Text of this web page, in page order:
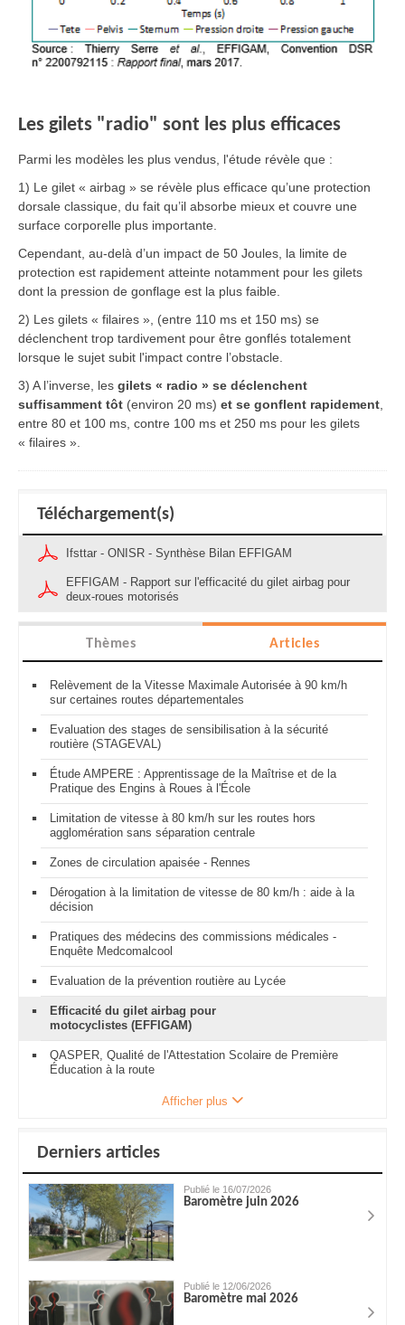
Les gilets "radio" sont les plus efficaces
Parmi les modèles les plus vendus, l'étude révèle que :
1) Le gilet « airbag » se révèle plus efficace qu’une protection
dorsale classique, du fait qu’il absorbe mieux et couvre une
surface corporelle plus importante.
Cependant, au-delà d’un impact de 50 Joules, la limite de
protection est rapidement atteinte notamment pour les gilets
dont la pression de gonflage est la plus faible.
2) Les gilets « filaires », (entre 110 ms et 150 ms) se
déclenchent trop tardivement pour être gonflés totalement
lorsque le sujet subit l'impact contre l’obstacle.
3) A l’inverse, les gilets « radio » se déclenchent
suffisamment tôt (environ 20 ms) et se gonflent rapidement
entre 80 et 100 ms, contre 100 ms et 250 ms pour les gilets
« filaires ».
Téléchargement(s)
Ifsttar - ONISR - Synthèse Bilan EFFIGAM
EFFIGAM - Rapport sur l'efficacité du gilet airbag pour
deux-roues motorisés
Thèmes Articles
Relèvement de la Vitesse Maximale Autorisée à 90 km/h
sur certaines routes départementales
Evaluation des stages de sensibilisation à la sécurité
routière (STAGEVAL)
Étude AMPERE : Apprentissage de la Maîtrise et de la
Pratique des Engins à Roues à l'École
Limitation de vitesse à 80 km/h sur les routes hors
agglomération sans séparation centrale
Zones de circulation apaisée - Rennes
Dérogation à la limitation de vitesse de 80 km/h : aide à la
décision
Pratiques des médecins des commissions médicales -
Enquête Medcomalcool
Evaluation de la prévention routière au Lycée
Efficacité du gilet airbag pour
motocyclistes (EFFIGAM)
QASPER, Qualité de l'Attestation Scolaire de Première
Éducation à la route
Afficher plus
Derniers articles
Publié le 16/07/2026
Baromètre juin 2026
Publié le 12/06/2026
Baromètre mai 2026